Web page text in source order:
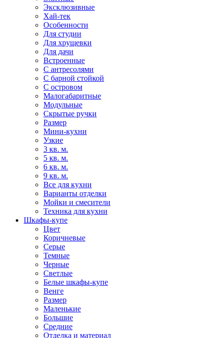
Эксклюзивные
Хай-тек
Особенности
Для студии
Для хрущевки
Для дачи
Встроенные
С антресолями
С барной стойкой
С островом
Малогабаритные
Модульные
Скрытые ручки
Размер
Мини-кухни
Узкие
3 кв. м.
5 кв. м.
6 кв. м.
9 кв. м.
Все для кухни
Варианты отделки
Мойки и смесители
Техника для кухни
Шкафы-купе
Цвет
Коричневые
Серые
Темные
Черные
Светлые
Белые шкафы-купе
Венге
Размер
Маленькие
Большие
Средние
Отделка и материал